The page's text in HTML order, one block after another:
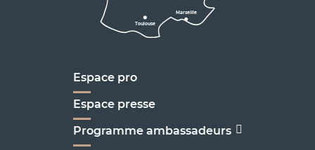
Toulouse
Marseille
Marseille
Espace pro
Espace presse
Programme ambassadeurs